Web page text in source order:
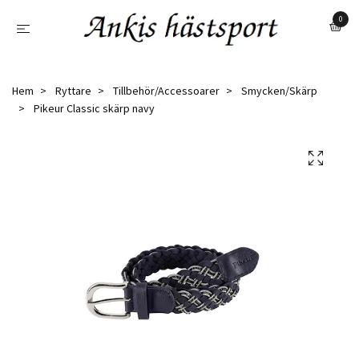
0
Hem Ryttare Tillbehör/Accessoarer
Smycken/Skärp
Pikeur Classic skärp navy